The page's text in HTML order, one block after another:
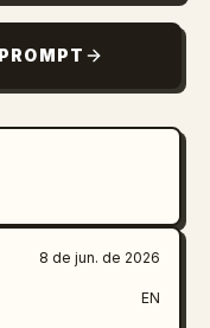
de idol
jaquetas
5
de rock
chibi da banda
colares em
8 de jun. de 2026
EN